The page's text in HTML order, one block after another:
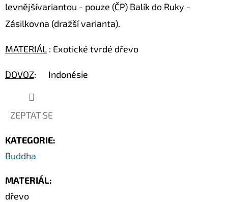
levnějšívariantou - pouze (ČP) Balík do Ruky -
Zásilkovna (dražší varianta).
MATERIÁL : Exotické tvrdé dřevo
DOVOZ: Indonésie
ZEPTAT SE
KATEGORIE:
Buddha
MATERIÁL:
dřevo